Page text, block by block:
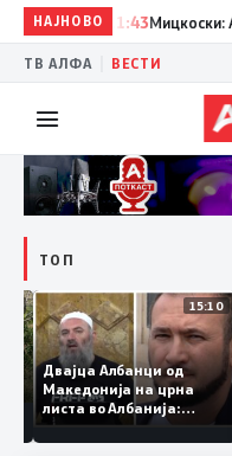
НАЈНОВО
11:43 Мицкоски:
ТВ АЛФА ВЕСТИ
ТОП
15:38
–
Двајца Албанци од
Македонија на црна
листа во Албанија:
Тирана се сомнева дека
работеле за